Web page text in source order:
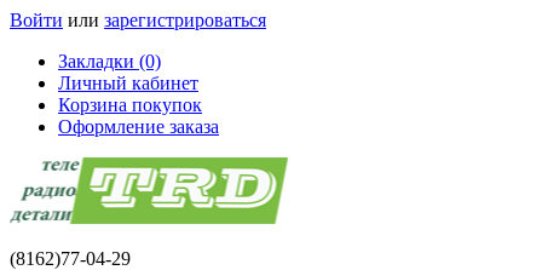
Войти или зарегистрироваться
Закладки (0)
Личный кабинет
Корзина покупок
Оформление заказа
(8162)77-04-29